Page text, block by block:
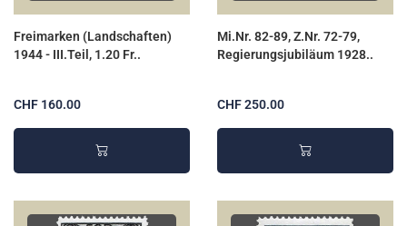
Freimarken (Landschaften)
1944 - III.Teil, 1.20 Fr..
CHF 160.00
Mi.Nr. 82-89, Z.Nr. 72-79,
Regierungsjubiläum 1928..
CHF 250.00